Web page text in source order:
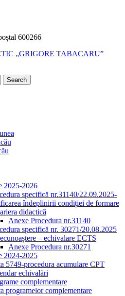
600266
„GRIGORE TABACARU”
2025-2026
specifică nr.31140/22.09.2025-
îndeplinirii condiției de formare
didactică
Anexe Procedura nr.31140
specifică nr. 30271/20.08.2025
– echivalare ECTS
Anexe Procedura nr.30271
2024-2025
5749-procedura acumulare CPT
echivalări
complementare
programelor complementare